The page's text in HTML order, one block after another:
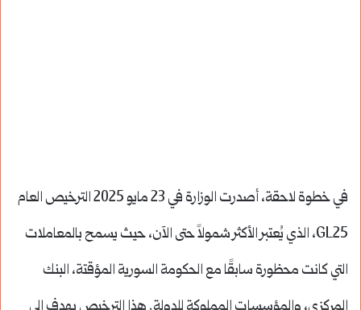
في خطوة لاحقة، أصدرت الوزارة في 23 مايو 2025 الترخيص العام
GL25، الذي يُعتبر الأكثر شمولاً حتى الآن، حيث يسمح بالمعاملات
التي كانت محظورة سابقًا مع الحكومة السورية المؤقتة، البنك